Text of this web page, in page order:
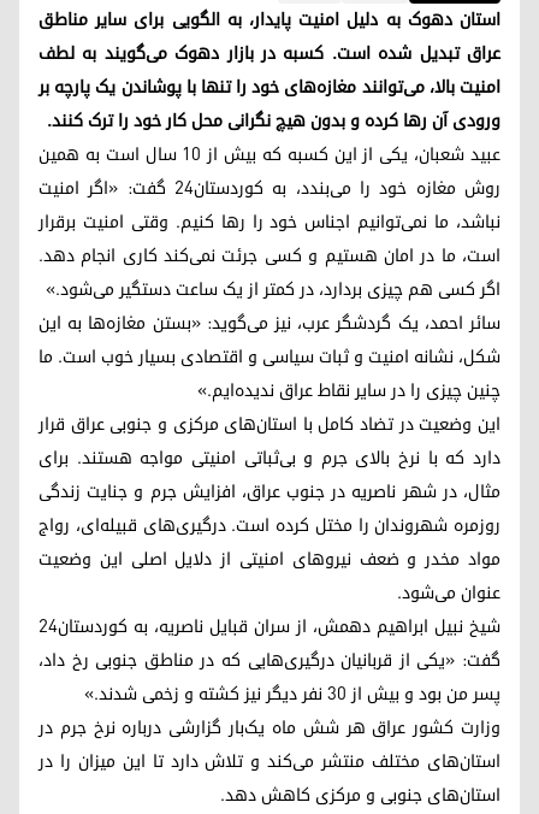
استان دهوک به دلیل امنیت پایدار، به الگویی برای سایر مناطق
عراق تبدیل شده است. کسبه در بازار دهوک می‌گویند به لطف
امنیت بالا، می‌توانند مغازه‌های خود را تنها با پوشاندن یک پارچه بر
ورودی آن رها کرده و بدون هیچ نگرانی محل کار خود را ترک کنند.
عبید شعبان، یکی از این کسبه که بیش از ۱۰ سال است به همین
روش مغازه خود را می‌بندد، به کوردستان٢٤ گفت: «اگر امنیت
نباشد، ما نمی‌توانیم اجناس خود را رها کنیم. وقتی امنیت برقرار
است، ما در امان هستیم و کسی جرئت نمی‌کند کاری انجام دهد.
اگر کسی هم چیزی بردارد، در کمتر از یک ساعت دستگیر می‌شود.»
سائر احمد، یک گردشگر عرب، نیز می‌گوید: «بستن مغازه‌ها به این
شکل، نشانه امنیت و ثبات سیاسی و اقتصادی بسیار خوب است. ما
چنین چیزی را در سایر نقاط عراق ندیده‌ایم.»
این وضعیت در تضاد کامل با استان‌های مرکزی و جنوبی عراق قرار
دارد که با نرخ بالای جرم و بی‌ثباتی امنیتی مواجه هستند. برای
مثال، در شهر ناصریه در جنوب عراق، افزایش جرم و جنایت زندگی
روزمره شهروندان را مختل کرده است. درگیری‌های قبیله‌ای، رواج
مواد مخدر و ضعف نیروهای امنیتی از دلایل اصلی این وضعیت
عنوان می‌شود.
شیخ نبیل ابراهیم دهمش، از سران قبایل ناصریه، به کوردستان٢٤
گفت: «یکی از قربانیان درگیری‌هایی که در مناطق جنوبی رخ داد،
پسر من بود و بیش از ۳۰ نفر دیگر نیز کشته و زخمی شدند.»
وزارت کشور عراق هر شش ماه یک‌بار گزارشی درباره نرخ جرم در
استان‌های مختلف منتشر می‌کند و تلاش دارد تا این میزان را در
استان‌های جنوبی و مرکزی کاهش دهد.